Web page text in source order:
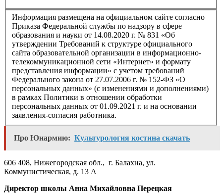
Информация размещена на официальном сайте согласно
Приказа Федеральной службы по надзору в сфере
образования и науки от 14.08.2020 г. № 831 «Об
утверждении Требований к структуре официального
сайта образовательной организации в информационно-
телекоммуникационной сети «Интернет» и формату
представления информации» с учетом требований
Федерального закона от 27.07.2006 г. № 152-ФЗ «О
персональных данных» (с изменениями и дополнениями)
в рамках Политики в отношении обработки
персональных данных от 01.09.2021 г. и на основании
заявления-согласия работника.
Про Юнармию: Культурология костина скачать
606 408, Нижегородская обл., г. Балахна, ул.
Коммунистическая, д. 13 А
Директор школы Анна Михайловна Перецкая